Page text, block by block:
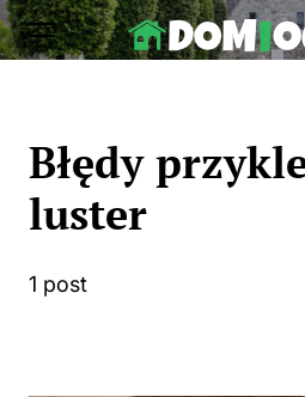
Skip
to
Błędy
luster
1 post